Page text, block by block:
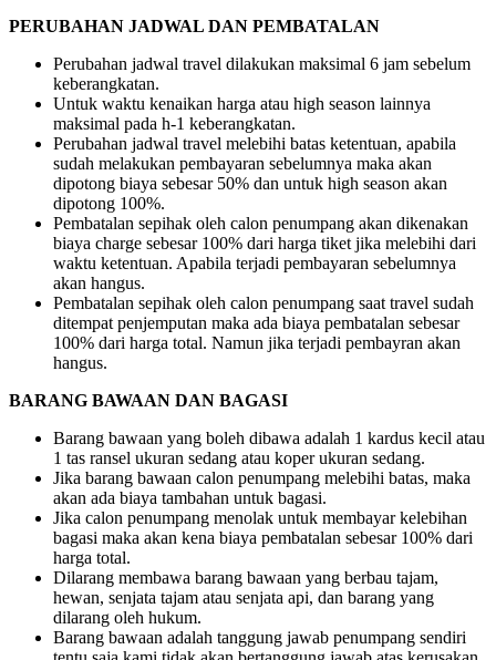
PERUBAHAN JADWAL DAN PEMBATALAN
Perubahan jadwal travel dilakukan maksimal 6 jam sebelum
keberangkatan.
Untuk waktu kenaikan harga atau high season lainnya
maksimal pada h-1 keberangkatan.
Perubahan jadwal travel melebihi batas ketentuan, apabila
sudah melakukan pembayaran sebelumnya maka akan
dipotong biaya sebesar 50% dan untuk high season akan
dipotong 100%.
Pembatalan sepihak oleh calon penumpang akan dikenakan
biaya charge sebesar 100% dari harga tiket jika melebihi dari
waktu ketentuan. Apabila terjadi pembayaran sebelumnya
akan hangus.
Pembatalan sepihak oleh calon penumpang saat travel sudah
ditempat penjemputan maka ada biaya pembatalan sebesar
100% dari harga total. Namun jika terjadi pembayran akan
hangus.
BARANG BAWAAN DAN BAGASI
Barang bawaan yang boleh dibawa adalah 1 kardus kecil atau
1 tas ransel ukuran sedang atau koper ukuran sedang.
Jika barang bawaan calon penumpang melebihi batas, maka
akan ada biaya tambahan untuk bagasi.
Jika calon penumpang menolak untuk membayar kelebihan
bagasi maka akan kena biaya pembatalan sebesar 100% dari
harga total.
Dilarang membawa barang bawaan yang berbau tajam,
hewan, senjata tajam atau senjata api, dan barang yang
dilarang oleh hukum.
Barang bawaan adalah tanggung jawab penumpang sendiri